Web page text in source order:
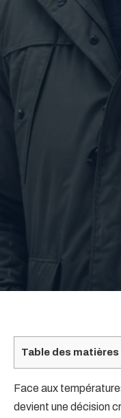
Table des matières
Face aux
devient une décision